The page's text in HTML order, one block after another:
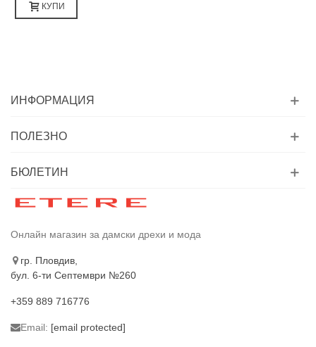
КУПИ
ИНФОРМАЦИЯ
ПОЛЕЗНО
БЮЛЕТИН
Онлайн магазин за дамски дрехи и мода
гр. Пловдив,
бул. 6-ти Септември №260
+359 889 716776
Email: [email protected]